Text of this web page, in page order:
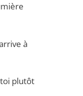
à
plutôt